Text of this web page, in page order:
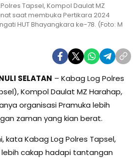
Tapsel, Kompol Daulat MZ
saat membuka Pertikara 2024
HUT Bhayangkara ke-78. (Foto: M
SELATAN – Kabag Log Polres
Kompol Daulat MZ Harahap,
organisasi Pramuka lebih
zaman yang kian berat.
kata Kabag Log Polres Tapsel,
lebih cakap hadapi tantangan